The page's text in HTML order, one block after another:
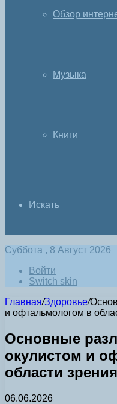
Обзор
Музыка
Книги
Искать
Суббота , 8 Август 2026
Войти
Switch skin
Главная/Здоровье/
и офтальмологом в
Основные
окулистом и
области зрения
06.06.2026